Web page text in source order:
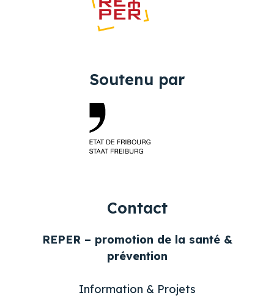
Soutenu par
Contact
REPER – promotion de la santé &
prévention
Information & Projets